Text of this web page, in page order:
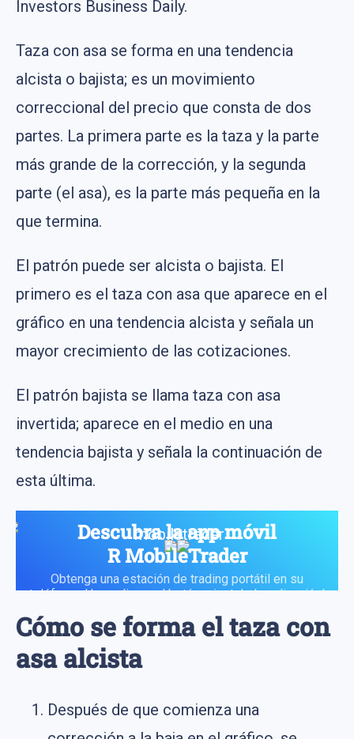
Investors Business Daily.
Taza con asa se forma en una tendencia
alcista o bajista; es un movimiento
correccional del precio que consta de dos
partes. La primera parte es la taza y la parte
más grande de la corrección, y la segunda
parte (el asa), es la parte más pequeña en la
que termina.
El patrón puede ser alcista o bajista. El
primero es el taza con asa que aparece en el
gráfico en una tendencia alcista y señala un
mayor crecimiento de las cotizaciones.
El patrón bajista se llama taza con asa
invertida; aparece en el medio en una
tendencia bajista y señala la continuación de
esta última.
Descubra la app móvil
R MobileTrader
Obtenga una estación de trading portátil en su
teléfono. ¡Haga clic en el botón e instale la aplicación!
Cómo se forma el taza con
asa alcista
Después de que comienza una